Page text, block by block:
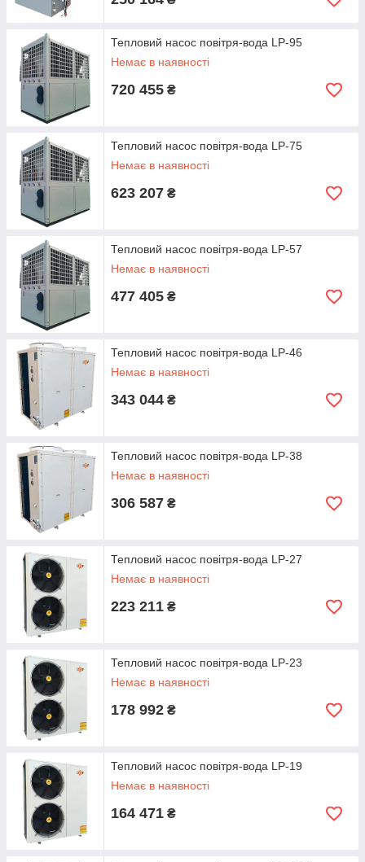
Тепловий насос повітря-вода LP-95
Немає в наявності
720 455 ₴
Тепловий насос повітря-вода LP-75
Немає в наявності
623 207 ₴
Тепловий насос повітря-вода LP-57
Немає в наявності
477 405 ₴
Тепловий насос повітря-вода LP-46
Немає в наявності
343 044 ₴
Тепловий насос повітря-вода LP-38
Немає в наявності
306 587 ₴
Тепловий насос повітря-вода LP-27
Немає в наявності
223 211 ₴
Тепловий насос повітря-вода LP-23
Немає в наявності
178 992 ₴
Тепловий насос повітря-вода LP-19
Немає в наявності
164 471 ₴